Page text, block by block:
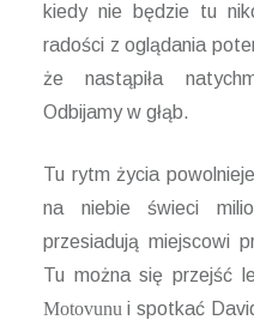
kiedy nie będzie tu
radości z oglądania
że nastąpiła
Odbijamy w głąb.
Tu rytm życia
na niebie świeci
przesiadują miejscowi
Tu można się przejść
Motovunu i spotkać